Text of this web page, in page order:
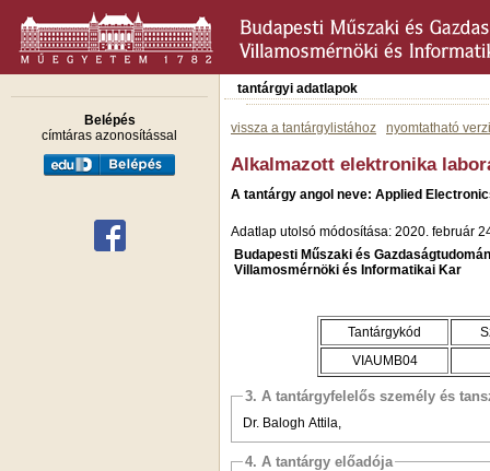
Belépés
címtáras azonosítással
tantárgyi adatlapok
vissza a tantárgylistához nyomtatható
Alkalmazott elektronika
A tantárgy angol neve: Applied
Adatlap utolsó módosítása: 2020. február
Budapesti Műszaki és
Villamosmérnöki és Informatikai Kar
Tantárgykód
VIAUMB04
3. A tantárgyfelelős személy és
Dr. Balogh Attila,
4. A tantárgy előadója